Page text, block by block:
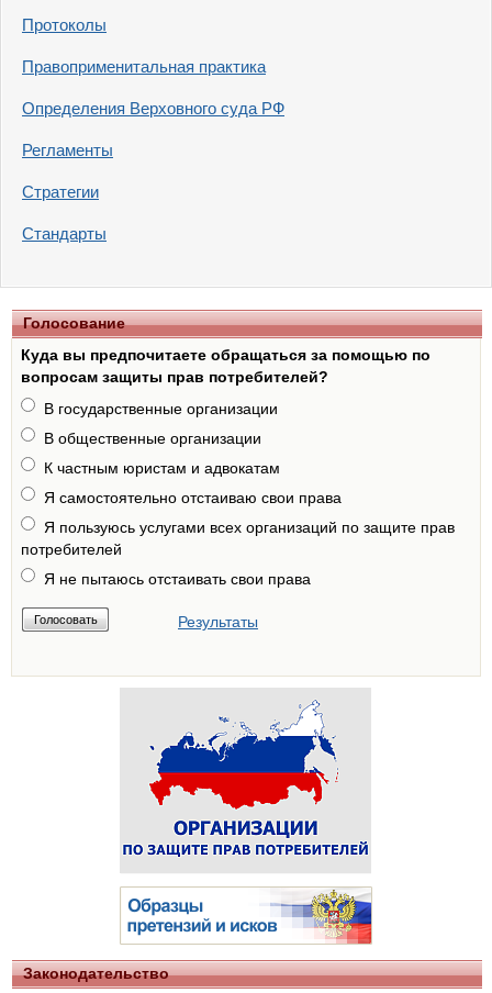
Протоколы
Правоприменитальная практика
Определения Верховного суда РФ
Регламенты
Стратегии
Стандарты
Голосование
Куда вы предпочитаете обращаться за помощью по
вопросам защиты прав потребителей?
В государственные организации
В общественные организации
К частным юристам и адвокатам
Я самостоятельно отстаиваю свои права
Я пользуюсь услугами всех организаций по защите прав
потребителей
Я не пытаюсь отстаивать свои права
Результаты
Законодательство